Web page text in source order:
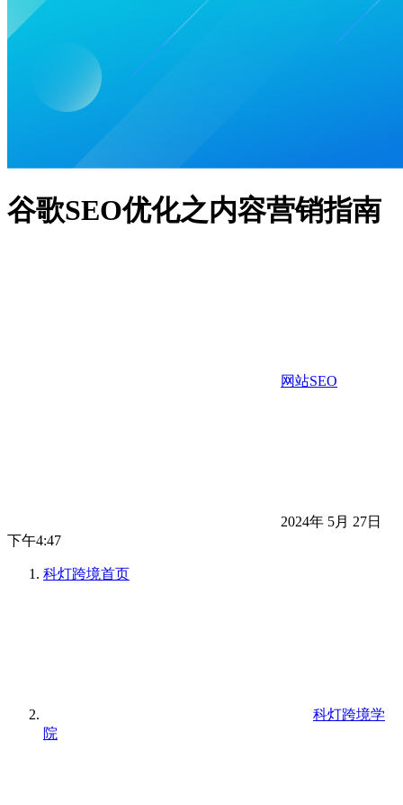
谷歌SEO优化之内容营销指南
网站SEO
2024年 5月 27日
下午4:47
科灯跨境首页
科灯跨境学
院